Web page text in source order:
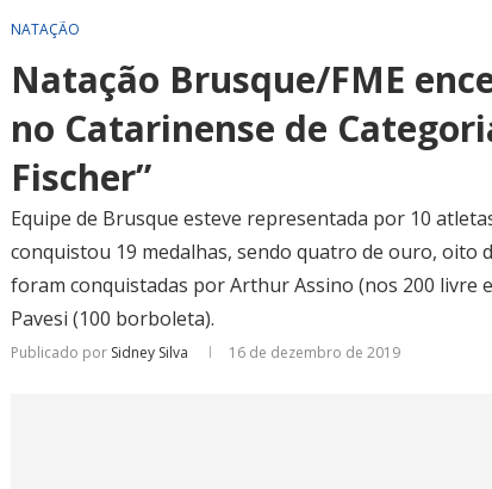
NATAÇÃO
Natação Brusque/FME
no Catarinense de
Fischer”
Equipe de Brusque esteve representada por 10
conquistou 19 medalhas, sendo quatro de ouro, oito
foram conquistadas por Arthur Assino (nos 200 livre
Pavesi (100 borboleta).
Publicado por Sidney Silva 16 de dezembro de 2019